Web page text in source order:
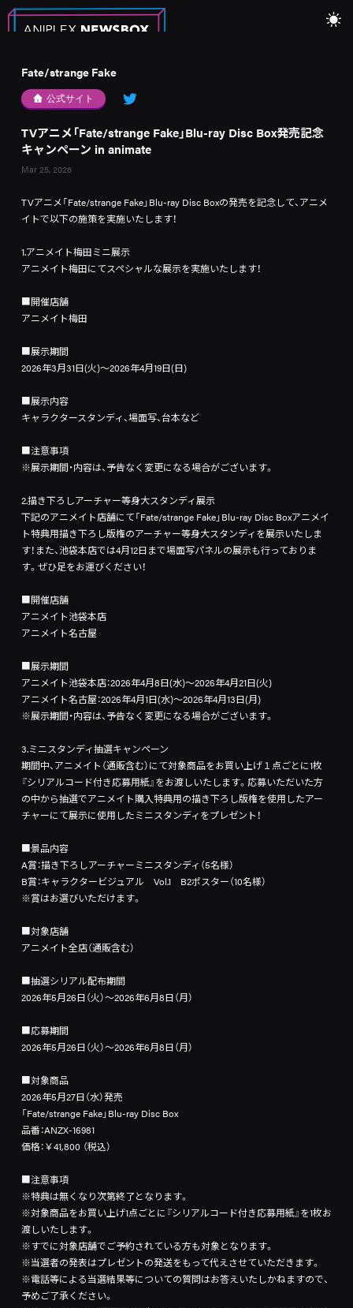
Fate/strange Fake
公式サイト
TVアニメ「Fate/strange Fake」Blu-ray Disc Box発売記念
キャンペーン in animate
Mar 25, 2026
TVアニメ「Fate/strange Fake」Blu-ray Disc Boxの発売を記念して、アニメ
イトで以下の施策を実施いたします！
1.アニメイト梅田ミニ展示
アニメイト梅田にてスペシャルな展示を実施いたします！
■開催店舗
アニメイト梅田
■展示期間
2026年3月31日(火)～2026年4月19日(日)
■展示内容
キャラクタースタンディ、場面写、台本など
■注意事項
※展示期間・内容は、予告なく変更になる場合がございます。
2.描き下ろしアーチャー等身大スタンディ展示
下記のアニメイト店舗にて「Fate/strange Fake」Blu-ray Disc Boxアニメイ
ト特典用描き下ろし版権のアーチャー等身大スタンディを展示いたしま
す！また、池袋本店では4月12日まで場面写パネルの展示も行っておりま
す。ぜひ足をお運びください！
■開催店舗
アニメイト池袋本店
アニメイト名古屋
■展示期間
アニメイト池袋本店：2026年4月8日(水)～2026年4月21日(火)
アニメイト名古屋：2026年4月1日(水)～2026年4月13日(月)
※展示期間・内容は、予告なく変更になる場合がございます。
3.ミニスタンディ抽選キャンペーン
期間中、アニメイト（通販含む）にて対象商品をお買い上げ１点ごとに1枚
『シリアルコード付き応募用紙』をお渡しいたします。応募いただいた方
の中から抽選でアニメイト購入特典用の描き下ろし版権を使用したアー
チャーにて展示に使用したミニスタンディをプレゼント！
■景品内容
A賞：描き下ろしアーチャーミニスタンディ（5名様）
B賞：キャラクタービジュアル Vol.1 B2ポスター（10名様）
※賞はお選びいただけます。
■対象店舗
アニメイト全店（通販含む）
■抽選シリアル配布期間
2026年5月26日（火）～2026年6月8日（月）
■応募期間
2026年5月26日（火）～2026年6月8日（月）
■対象商品
2026年5月27日（水）発売
「Fate/strange Fake」Blu-ray Disc Box
品番：ANZX-16981
価格：￥41,800 （税込）
■注意事項
※特典は無くなり次第終了となります。
※対象商品をお買い上げ1点ごとに『シリアルコード付き応募用紙』を1枚お
渡しいたします。
※すでに対象店舗でご予約されている方も対象となります。
※当選者の発表はプレゼントの発送をもって代えさせていただきます。
※電話等による当選結果等についての質問はお答えいたしかねますので、
予めご了承ください。